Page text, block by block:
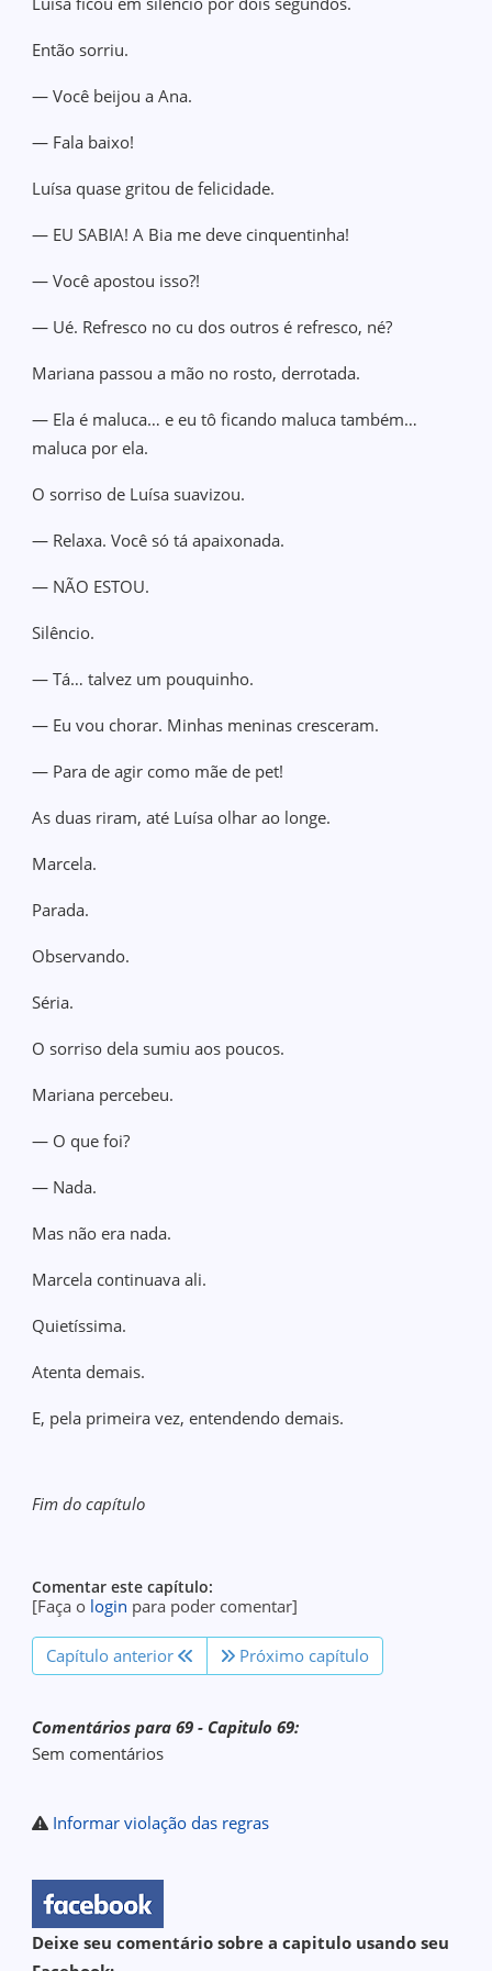
Então sorriu.
— Você beijou a Ana.
— Fala baixo!
Luísa quase gritou de felicidade.
— EU SABIA! A Bia me deve cinquentinha!
— Você apostou isso?!
— Ué. Refresco no cu dos outros é refresco, né?
Mariana passou a mão no rosto, derrotada.
— Ela é maluca… e eu tô ficando maluca também…
maluca por ela.
O sorriso de Luísa suavizou.
— Relaxa. Você só tá apaixonada.
— NÃO ESTOU.
Silêncio.
— Tá… talvez um pouquinho.
— Eu vou chorar. Minhas meninas cresceram.
— Para de agir como mãe de pet!
As duas riram, até Luísa olhar ao longe.
Marcela.
Parada.
Observando.
Séria.
O sorriso dela sumiu aos poucos.
Mariana percebeu.
— O que foi?
— Nada.
Mas não era nada.
Marcela continuava ali.
Quietíssima.
Atenta demais.
E, pela primeira vez, entendendo demais.
Fim do capítulo
Comentar este capítulo:
[Faça o login para poder comentar]
Capítulo anterior Próximo capítulo
Comentários para 69 - Capitulo 69:
Sem comentários
Informar violação das regras
Deixe seu comentário sobre a capitulo usando seu